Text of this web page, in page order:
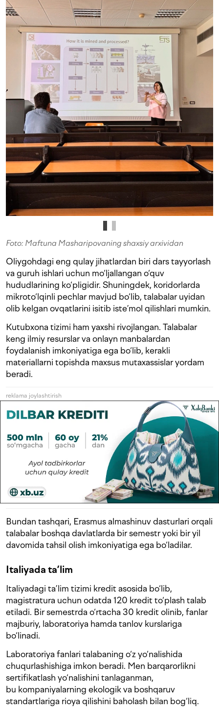
Foto: Maftuna Masharipovaning shaxsiy arxividan
Oliygohdagi eng qulay jihatlardan biri dars tayyorlash
va guruh ishlari uchun mo‘ljallangan o‘quv
hududlarining ko‘pligidir. Shuningdek, koridorlarda
mikroto‘lqinli pechlar mavjud bo‘lib, talabalar uyidan
olib kelgan ovqatlarini isitib iste’mol qilishlari mumkin.
Kutubxona tizimi ham yaxshi rivojlangan. Talabalar
keng ilmiy resurslar va onlayn manbalardan
foydalanish imkoniyatiga ega bo‘lib, kerakli
materiallarni topishda maxsus mutaxassislar yordam
beradi.
reklama joylashtirish
Bundan tashqari, Erasmus almashinuv dasturlari orqali
talabalar boshqa davlatlarda bir semestr yoki bir yil
davomida tahsil olish imkoniyatiga ega bo‘ladilar.
Italiyada ta’lim
Italiyadagi ta’lim tizimi kredit asosida bo‘lib,
magistratura uchun odatda 120 kredit to‘plash talab
etiladi. Bir semestrda o‘rtacha 30 kredit olinib, fanlar
majburiy, laboratoriya hamda tanlov kurslariga
bo‘linadi.
Laboratoriya fanlari talabaning o‘z yo‘nalishida
chuqurlashishiga imkon beradi. Men barqarorlikni
sertifikatlash yo‘nalishini tanlaganman,
bu kompaniyalarning ekologik va boshqaruv
standartlariga rioya qilishini baholash bilan bog‘liq.